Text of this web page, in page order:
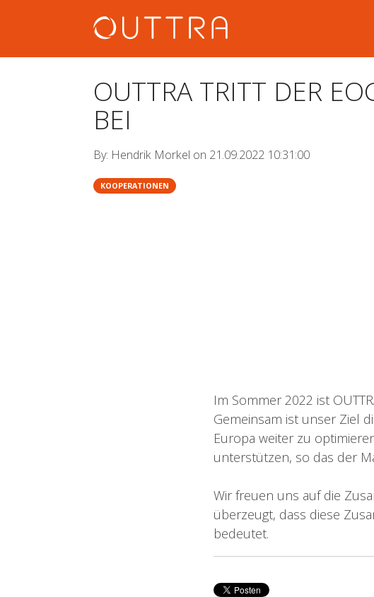
OUTTRA TRITT DER
BEI
By: Hendrik Morkel on 21.09.2022 10:31:00
KOOPERATIONEN
Im Sommer 2022 ist
Gemeinsam ist unser Ziel
Europa weiter zu
unterstützen, so das der
Wir freuen uns auf die
überzeugt, dass diese
bedeutet.